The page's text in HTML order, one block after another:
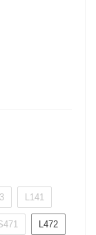
L141
L472